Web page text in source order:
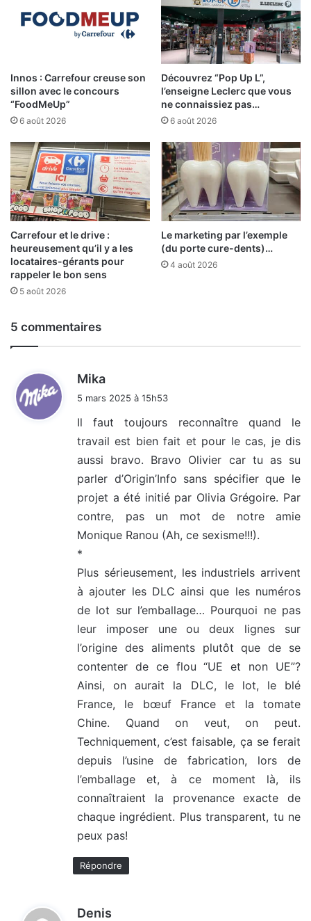
Innos : Carrefour creuse son
sillon avec le concours
“FoodMeUp”
6 août 2026
Découvrez “Pop Up L”,
l’enseigne Leclerc que vous
ne connaissiez pas…
6 août 2026
Carrefour et le drive :
heureusement qu’il y a les
locataires-gérants pour
rappeler le bon sens
5 août 2026
Le marketing par l’exemple
(du porte cure-dents)…
4 août 2026
5 commentaires
Mika
:
5 mars 2025 à 15h53
Il faut toujours reconnaître quand le
travail est bien fait et pour le cas, je dis
aussi bravo. Bravo Olivier car tu as su
parler d’Origin’Info sans spécifier que le
projet a été initié par Olivia Grégoire. Par
contre, pas un mot de notre amie
Monique Ranou (Ah, ce sexisme!!!).
*
Plus sérieusement, les industriels arrivent
à ajouter les DLC ainsi que les numéros
de lot sur l’emballage… Pourquoi ne pas
leur imposer une ou deux lignes sur
l’origine des aliments plutôt que de se
contenter de ce flou “UE et non UE”?
Ainsi, on aurait la DLC, le lot, le blé
France, le bœuf France et la tomate
Chine. Quand on veut, on peut.
Techniquement, c’est faisable, ça se ferait
depuis l’usine de fabrication, lors de
l’emballage et, à ce moment là, ils
connaîtraient la provenance exacte de
chaque ingrédient. Plus transparent, tu ne
peux pas!
Répondre
Denis